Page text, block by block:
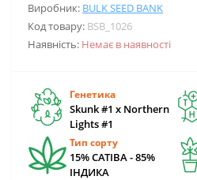
Виробник: BULK SEED BANK
Код товару: BSB_1026
Наявність: Немає в наявності
Генетика
Skunk #1 x Northern
Lights #1
Тип сорту
15% САТІВА - 85%
ІНДИКА